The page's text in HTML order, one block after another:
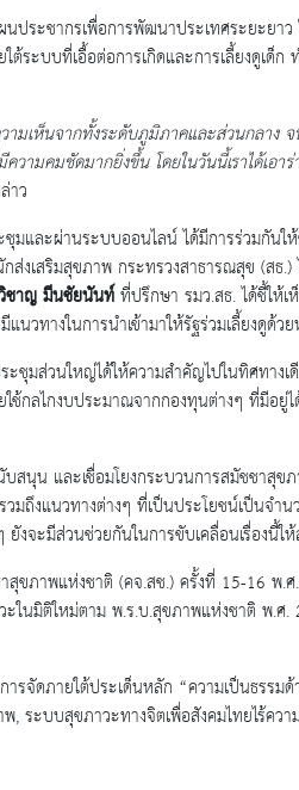
ระชากรเพื่อการพัฒนาประเทศระยะยา
ระบบที่เอื้อต่อการเกิดและการเลี้ยงดูเ
ามเห็นจากทั้งระดับภูมิภาคและส่วนกลา
มคมชัดมากยิ่งขึ้น โดยในวันนี้เราได้เ
าว
มและผ่านระบบออนไลน์ ได้มีการร่วมกัน
เสริมสุขภาพ กระทรวงสาธารณสุข (สธ.)
ชาญ มีนชัยนันท์ที่ปรึกษา รมว.สธ. ได้ชี้ให้
วทางในการนำเข้ามาให้รัฐร่วมเลี้ยงดูด้ว
มส่วนใหญ่ได้ให้ความสำคัญไปในทิศทาง
ใช้กลไกงบประมาณจากกองทุนต่างๆ ที่
นุน และเชื่อมโยงกระบวนการสมัชชาสุ
งแนวทางต่างๆ ที่เป็นประโยชน์เป็นจำ
จะมีส่วนช่วยกันในการขับเคลื่อนเรื่องนี้ให้
สุขภาพแห่งชาติ (คจ.สช.) ครั้งที่ 15-16 พ
ในมิติใหม่ตาม พ.ร.บ.สุขภาพแห่งชาติ พ
ารจัดภายใต้ประเด็นหลัก “ความเป็นธรรม
ระบบสุขภาวะทางจิตเพื่อสังคมไทยไร้คว